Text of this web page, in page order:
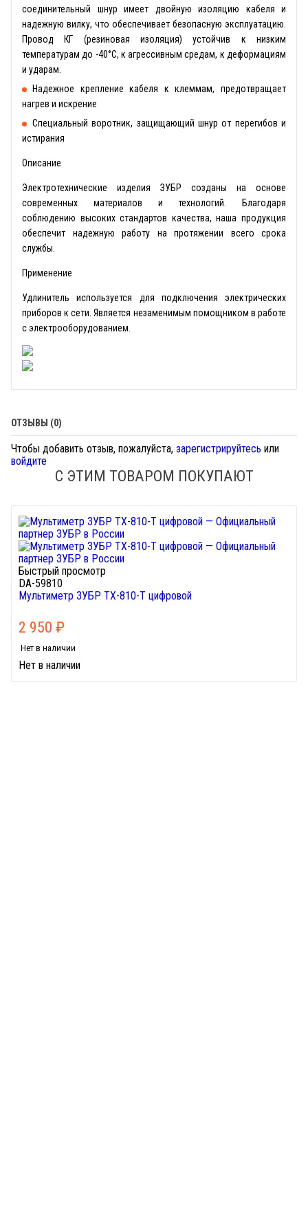
соединительный шнур имеет двойную изоляцию кабеля и
надежную вилку, что обеспечивает безопасную эксплуатацию.
Провод КГ (резиновая изоляция) устойчив к низким
температурам до -40°С, к агрессивным средам, к деформациям
и ударам.
Надежное крепление кабеля к клеммам, предотвращает
нагрев и искрение
Специальный воротник, защищающий шнур от перегибов и
истирания
Описание
Электротехнические изделия ЗУБР созданы на основе
современных материалов и технологий. Благодаря
соблюдению высоких стандартов качества, наша продукция
обеспечит надежную работу на протяжении всего срока
службы.
Применение
Удлинитель используется для подключения электрических
приборов к сети. Является незаменимым помощником в работе
с электрооборудованием.
ОТЗЫВЫ (0)
Чтобы добавить отзыв, пожалуйста, зарегистрируйтесь или
войдите
С ЭТИМ ТОВАРОМ ПОКУПАЮТ
Быстрый просмотр
DA-59810
Мультиметр ЗУБР ТХ-810-Т цифровой
2 950 ₽
Нет в наличии
Нет в наличии